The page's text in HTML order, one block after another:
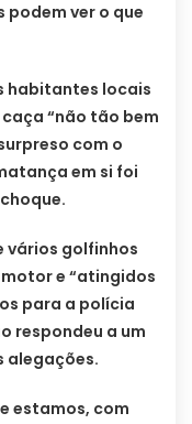
ver o que
habitantes locais
“não tão bem
com o
em si foi
vários golfinhos
e “atingidos
para a polícia
respondeu a um
alegações.
estamos, com